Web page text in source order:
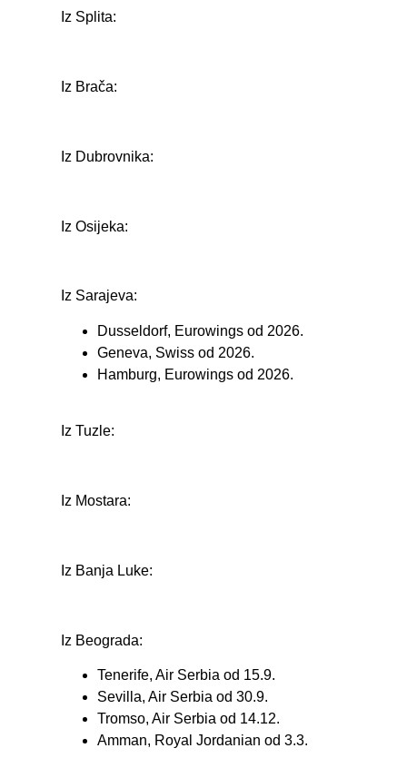
Iz Splita:
Iz Brača:
Iz Dubrovnika:
Iz Osijeka:
Iz Sarajeva:
Dusseldorf, Eurowings od 2026.
Geneva, Swiss od 2026.
Hamburg, Eurowings od 2026.
Iz Tuzle:
Iz Mostara:
Iz Banja Luke:
Iz Beograda:
Tenerife, Air Serbia od 15.9.
Sevilla, Air Serbia od 30.9.
Tromso, Air Serbia od 14.12.
Amman, Royal Jordanian od 3.3.